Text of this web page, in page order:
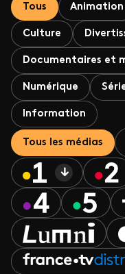
Tous Animation
Culture
Documentaires et
Numérique
Information
Tous les médias